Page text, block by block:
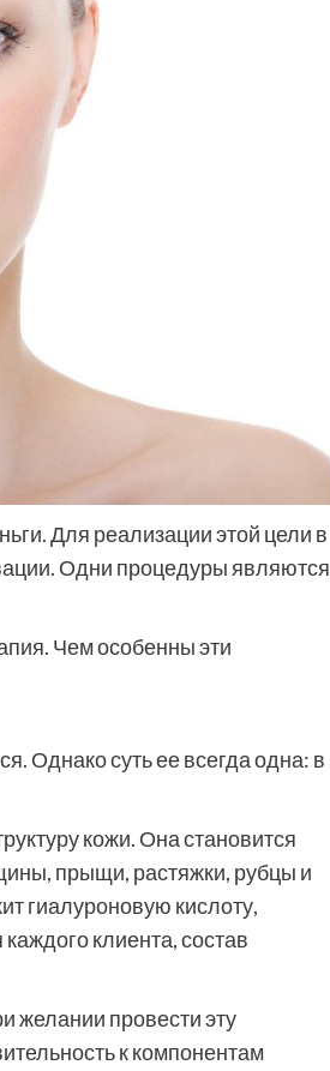
Для реализации этой цели в
Одни процедуры являются
Чем особенны эти
Однако суть ее всегда одна: в
кожи. Она становится
прыщи, растяжки, рубцы и
гиалуроновую кислоту,
клиента, состав
желании провести эту
к компонентам